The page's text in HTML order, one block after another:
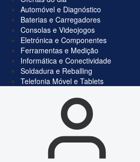
Automóvel e Diagnóstico
Baterias e Carregadores
Consolas e Videojogos
Eletrónica e Componentes
Ferramentas e Medição
Informática e Conectividade
Soldadura e Reballing
Telefonia Móvel e Tablets